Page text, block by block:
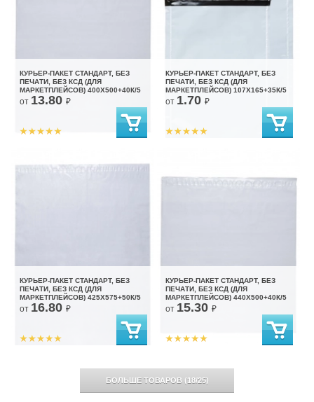
КУРЬЕР-ПАКЕТ СТАНДАРТ, БЕЗ
ПЕЧАТИ, БЕЗ КСД (ДЛЯ
МАРКЕТПЛЕЙСОВ) 400X500+40К/5
от 13.80 ₽
КУРЬЕР-ПАКЕТ СТАНДАРТ, БЕЗ
ПЕЧАТИ, БЕЗ КСД (ДЛЯ
МАРКЕТПЛЕЙСОВ) 107X165+35К/5
от 1.70 ₽
КУРЬЕР-ПАКЕТ СТАНДАРТ, БЕЗ
ПЕЧАТИ, БЕЗ КСД (ДЛЯ
МАРКЕТПЛЕЙСОВ) 425X575+50К/5
от 16.80 ₽
КУРЬЕР-ПАКЕТ СТАНДАРТ, БЕЗ
ПЕЧАТИ, БЕЗ КСД (ДЛЯ
МАРКЕТПЛЕЙСОВ) 440X500+40К/5
от 15.30 ₽
БОЛЬШЕ ТОВАРОВ(18/25)